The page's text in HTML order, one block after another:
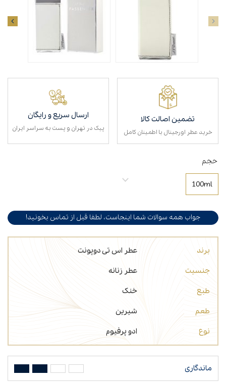
تضمین اصالت کالا
خرید عطر اورجینال با اطمینان کامل
ارسال سریع و رایگان
پیک در تهران و پست به سراسر ایران
حجم
100ml
جواب همه سوالات شما اینجاست، لطفا قبل از تماس بخونید!
برند
عطر اس تی دوپونت
جنسیت
عطر زنانه
طبع
خنک
طعم
شیرین
نوع
ادو پرفیوم
ماندگاری